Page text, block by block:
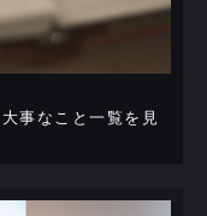
事なこと一覧を見